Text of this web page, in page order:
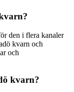
den i flera kanaler
kvarn och
och
kvarn?